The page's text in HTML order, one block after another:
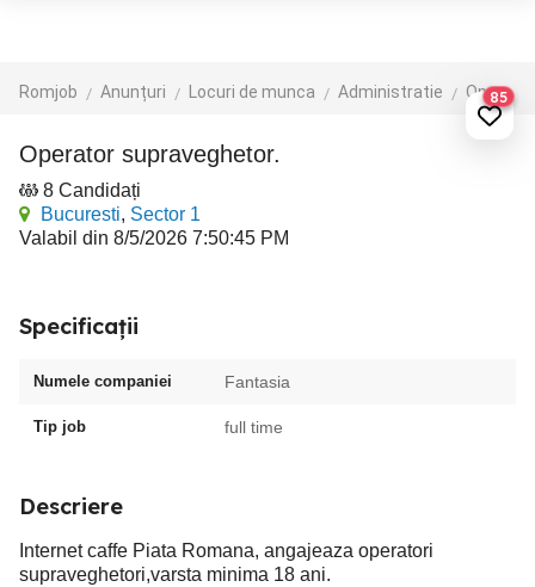
Romjob Anunțuri Locuri de munca Administratie Operatori calculator
85
Operator supraveghetor.
8 Candidați
Bucuresti, Sector 1
Valabil din 8/5/2026 7:50:45 PM
Specificații
Numele companiei Fantasia
Tip job full time
Descriere
Internet caffe Piata Romana, angajeaza operatori
supraveghetori,varsta minima 18 ani.